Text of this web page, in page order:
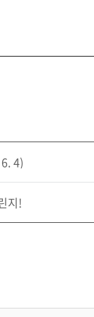
4)
지!